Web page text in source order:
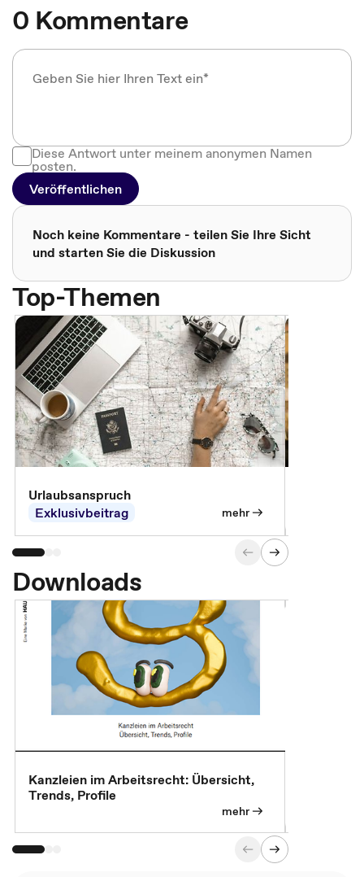
0 Kommentare
Diese Antwort unter meinem anonymen Namen
posten.
Veröffentlichen
Noch keine Kommentare - teilen Sie Ihre Sicht
und starten Sie die Diskussion
Top-Themen
Urlaubsanspruch
Exklusivbeitrag
mehr
Downloads
Kanzleien im Arbeitsrecht: Übersicht,
Trends, Profile
mehr